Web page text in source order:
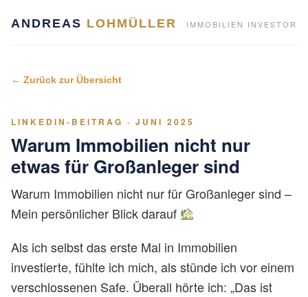
ANDREAS LOHMÜLLER IMMOBILIEN INVESTOR
← Zurück zur Übersicht
LINKEDIN-BEITRAG · JUNI 2025
Warum Immobilien nicht nur
etwas für Großanleger sind
Warum Immobilien nicht nur für Großanleger sind –
Mein persönlicher Blick darauf
Als ich selbst das erste Mal in Immobilien
investierte, fühlte ich mich, als stünde ich vor einem
verschlossenen Safe. Überall hörte ich: „Das ist